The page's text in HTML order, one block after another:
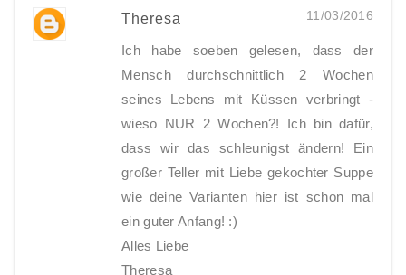
Theresa 11/03/2016
Ich habe soeben gelesen, dass der
Mensch durchschnittlich 2 Wochen
seines Lebens mit Küssen verbringt -
wieso NUR 2 Wochen?! Ich bin dafür,
dass wir das schleunigst ändern! Ein
großer Teller mit Liebe gekochter Suppe
wie deine Varianten hier ist schon mal
ein guter Anfang! :)
Alles Liebe
Theresa